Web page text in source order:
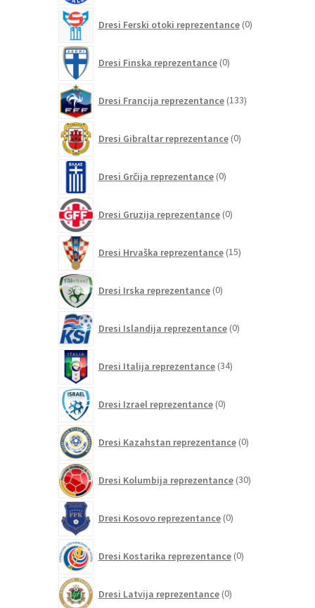
Dresi Ferski otoki reprezentance 0izdelkov
Dresi Finska reprezentance 0izdelkov
Dresi Francija reprezentance 133izdelkov
Dresi Gibraltar reprezentance 0izdelkov
Dresi Grčija reprezentance 0izdelkov
Dresi Gruzija reprezentance 0izdelkov
Dresi Hrvaška reprezentance 15izdelkov
Dresi Irska reprezentance 0izdelkov
Dresi Islandija reprezentance 0izdelkov
Dresi Italija reprezentance 34izdelkov
Dresi Izrael reprezentance 0izdelkov
Dresi Kazahstan reprezentance 0izdelkov
Dresi Kolumbija reprezentance 30izdelkov
Dresi Kosovo reprezentance 0izdelkov
Dresi Kostarika reprezentance 0izdelkov
Dresi Latvija reprezentance 0izdelkov